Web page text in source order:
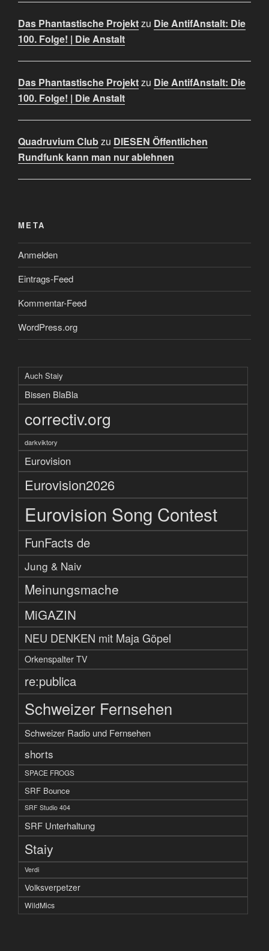
Das Phantastische Projektzu Die AntifAnstalt: Die
100. Folge! | Die Anstalt
Das Phantastische Projektzu Die AntifAnstalt: Die
100. Folge! | Die Anstalt
Quadruvium Clubzu DIESEN Öffentlichen
Rundfunk kann man nur ablehnen
META
Anmelden
Eintrags-Feed
Kommentar-Feed
WordPress.org
Auch Staiy
Bissen BlaBla
correctiv.org
darkviktory
Eurovision
Eurovision2026
Eurovision Song Contest
FunFacts de
Jung & Naiv
Meinungsmache
MiGAZIN
NEU DENKEN mit Maja Göpel
Orkenspalter TV
re:publica
Schweizer Fernsehen
Schweizer Radio und Fernsehen
shorts
SPACE FROGS
SRF Bounce
SRF Studio 404
SRF Unterhaltung
Staiy
Verdi
Volksverpetzer
WildMics